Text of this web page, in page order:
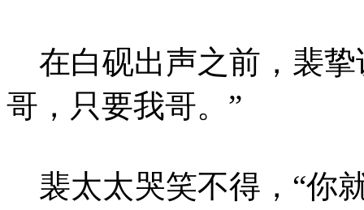
在白砚出声之前，裴挚
哥，只要我哥。”
裴太太哭笑不得，“你